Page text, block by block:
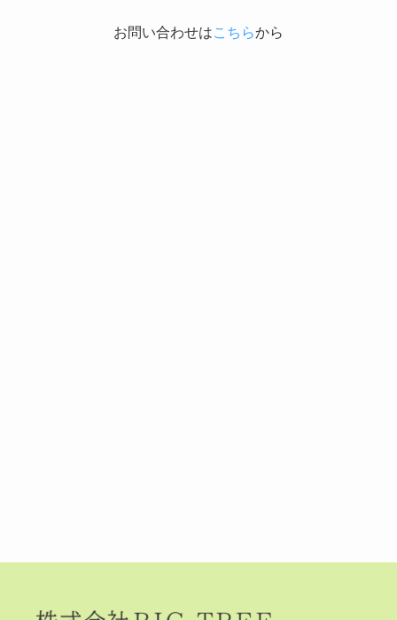
お問い合わせはこちらから